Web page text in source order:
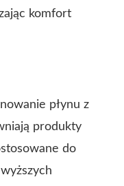
komfort
płynu z
produkty
do